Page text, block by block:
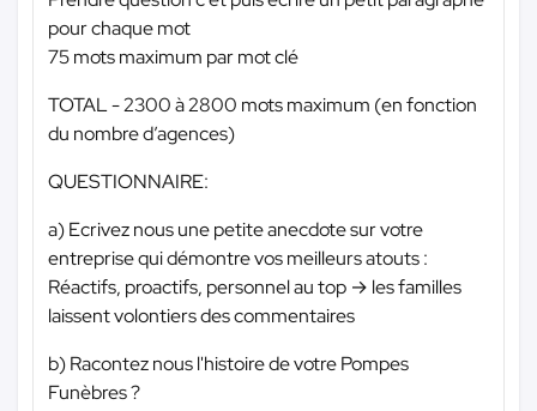
pour chaque mot
75 mots maximum par mot clé
TOTAL - 2300 à 2800 mots maximum (en fonction
du nombre d’agences)
QUESTIONNAIRE:
a) Ecrivez nous une petite anecdote sur votre
entreprise qui démontre vos meilleurs atouts :
Réactifs, proactifs, personnel au top → les familles
laissent volontiers des commentaires
b) Racontez nous l'histoire de votre Pompes
Funèbres ?